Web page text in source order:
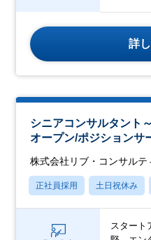
詳
シニアコンサルタント
オープン/ポジションサ
株式会社リブ・コンサルテ
正社員採用 土日祝休み
スタート